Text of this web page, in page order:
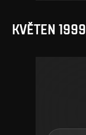
KVĚTEN 1999